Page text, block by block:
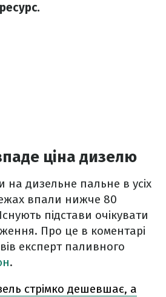
ціна дизелю
на дизельне пальне в усіх
впали нижче 80
підстави очікувати
Про це в коментарі
експерт паливного
.
стрімко дешевшає, а